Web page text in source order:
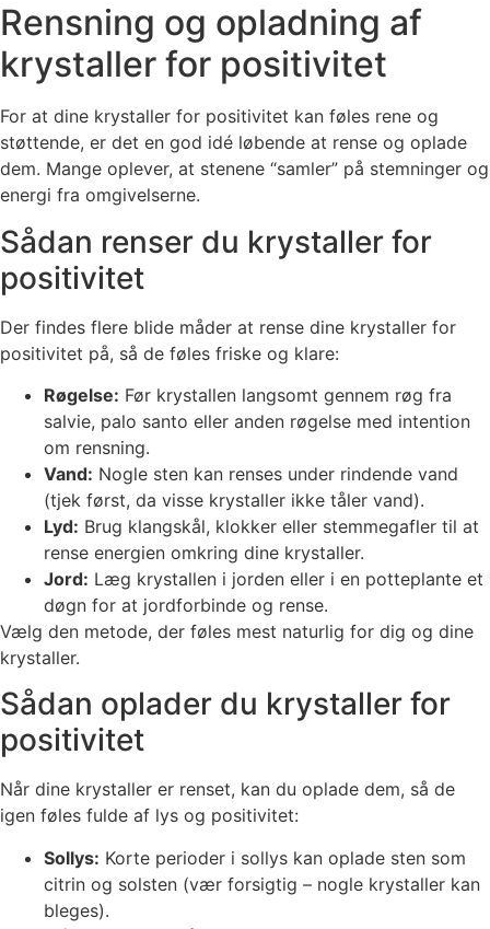
Rensning og opladning af
krystaller for positivitet
For at dine krystaller for positivitet kan føles rene og
støttende, er det en god idé løbende at rense og oplade
dem. Mange oplever, at stenene “samler” på stemninger og
energi fra omgivelserne.
Sådan renser du krystaller for
positivitet
Der findes flere blide måder at rense dine krystaller for
positivitet på, så de føles friske og klare:
Røgelse: Før krystallen langsomt gennem røg fra
salvie, palo santo eller anden røgelse med intention
om rensning.
Vand: Nogle sten kan renses under rindende vand
(tjek først, da visse krystaller ikke tåler vand).
Lyd: Brug klangskål, klokker eller stemmegafler til at
rense energien omkring dine krystaller.
Jord: Læg krystallen i jorden eller i en potteplante et
døgn for at jordforbinde og rense.
Vælg den metode, der føles mest naturlig for dig og dine
krystaller.
Sådan oplader du krystaller for
positivitet
Når dine krystaller er renset, kan du oplade dem, så de
igen føles fulde af lys og positivitet:
Sollys: Korte perioder i sollys kan oplade sten som
citrin og solsten (vær forsigtig – nogle krystaller kan
bleges).